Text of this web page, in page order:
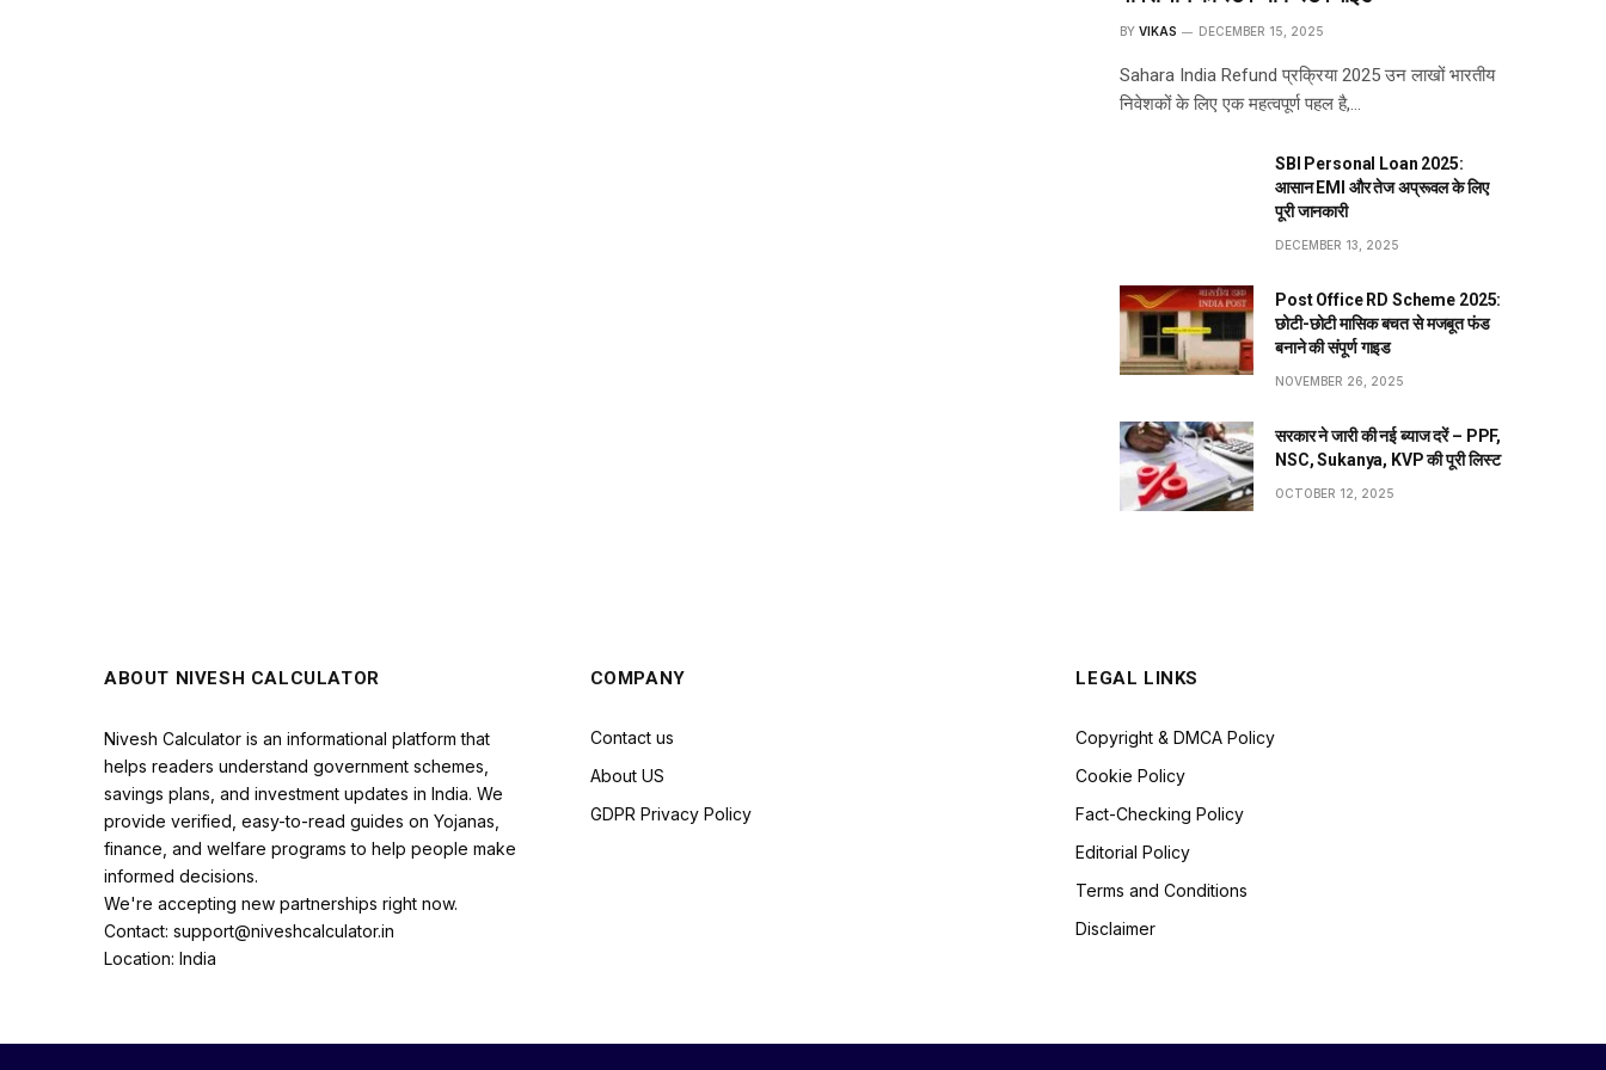
BY VIKAS DECEMBER 15, 2025
Sahara India Refund प्रक्रिया 2025 उन लाखों भारतीय
निवेशकों के लिए एक महत्वपूर्ण पहल है,…
SBI Personal Loan 2025:
आसान EMI और तेज अप्रूवल के लिए
पूरी जानकारी
DECEMBER 13, 2025
Post Office RD Scheme 2025:
छोटी-छोटी मासिक बचत से मजबूत फंड
बनाने की संपूर्ण गाइड
NOVEMBER 26, 2025
सरकार ने जारी की नई ब्याज दरें – PPF,
NSC, Sukanya, KVP की पूरी लिस्ट
OCTOBER 12, 2025
ABOUT NIVESH CALCULATOR
Nivesh Calculator is an informational platform that
helps readers understand government schemes,
savings plans, and investment updates in India. We
provide verified, easy-to-read guides on Yojanas,
finance, and welfare programs to help people make
informed decisions.
We're accepting new partnerships right now.
Contact: support@niveshcalculator.in
Location: India
COMPANY
Contact us
About US
GDPR Privacy Policy
LEGAL LINKS
Copyright & DMCA Policy
Cookie Policy
Fact-Checking Policy
Editorial Policy
Terms and Conditions
Disclaimer